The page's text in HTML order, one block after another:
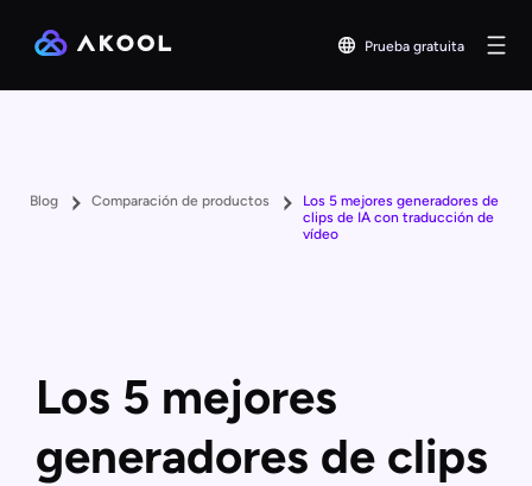
Prueba gratuita
Blog Comparación de productos
Los 5 mejores generadores de
clips de IA con traducción de
vídeo
Los 5 mejores
generadores de clips